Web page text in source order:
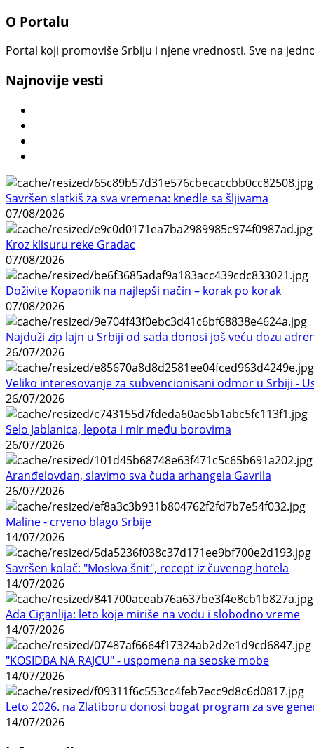
O Portalu
Portal koji promoviše Srbiju i njene vrednosti. Sve na
Najnovije vesti
Savršen slatkiš za sva vremena: knedle sa šljivama
07/08/2026
Kroz klisuru reke Gradac
07/08/2026
Doživite Kopaonik na najlepši način – korak po korak
07/08/2026
Najduži zip lajn u Srbiji od sada donosi još veću dozu
26/07/2026
Veliko interesovanje za subvencionisani odmor u Srbiji -
26/07/2026
Selo Jablanica, lepota i mir među borovima
26/07/2026
Aranđelovdan, slavimo sva čuda arhangela Gavrila
26/07/2026
Maline - crveno blago Srbije
14/07/2026
Savršen kolač: "Moskva šnit", recept iz čuvenog hotela
14/07/2026
Ada Ciganlija: leto koje miriše na vodu i slobodno vreme
14/07/2026
"KOSIDBA NA RAJCU" - uspomena na seoske mobe
14/07/2026
Leto 2026. na Zlatiboru donosi bogat program za sve
14/07/2026